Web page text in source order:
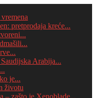
pretprodaja kreće...
Arabija...
je...
životu
– zašto je Xenoblade...